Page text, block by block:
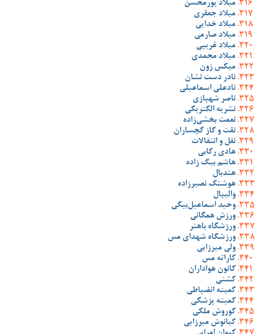
میلاد پورمحسن
میلاد جعفری
میلاد خدایی
میلاد صارمی
میلاد غریبی
میلاد محمدی
میکس زون
نادر دست نشان
نادعلی اسماعیلی
ناصر شهبازی
نشریه الکتریکی
نعمت بخشی‌زاده
نفت و گاز گچساران
نقل و انتقالات
هادی رکابی
هاشم بیگ زاده
هندبال
هوشنگ نصیرزاده
والیبال
وحید اسماعیل‌بیگی
ورزش همگانی
ورزشگاه باهنر
ورزشگاه شهدای مس
ولی میرزایی
کاراته مس
کانون هواداران
کشتی
کمیته انضباطی
کمیته پزشکی
کوروش ملکی
کیانوش میرزایی